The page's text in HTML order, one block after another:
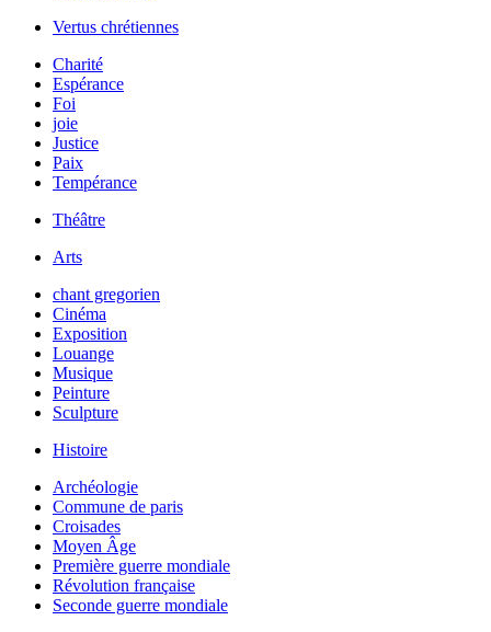
Vertus chrétiennes
Charité
Espérance
Foi
joie
Justice
Paix
Tempérance
Théâtre
Arts
chant gregorien
Cinéma
Exposition
Louange
Musique
Peinture
Sculpture
Histoire
Archéologie
Commune de paris
Croisades
Moyen Âge
Première guerre mondiale
Révolution française
Seconde guerre mondiale